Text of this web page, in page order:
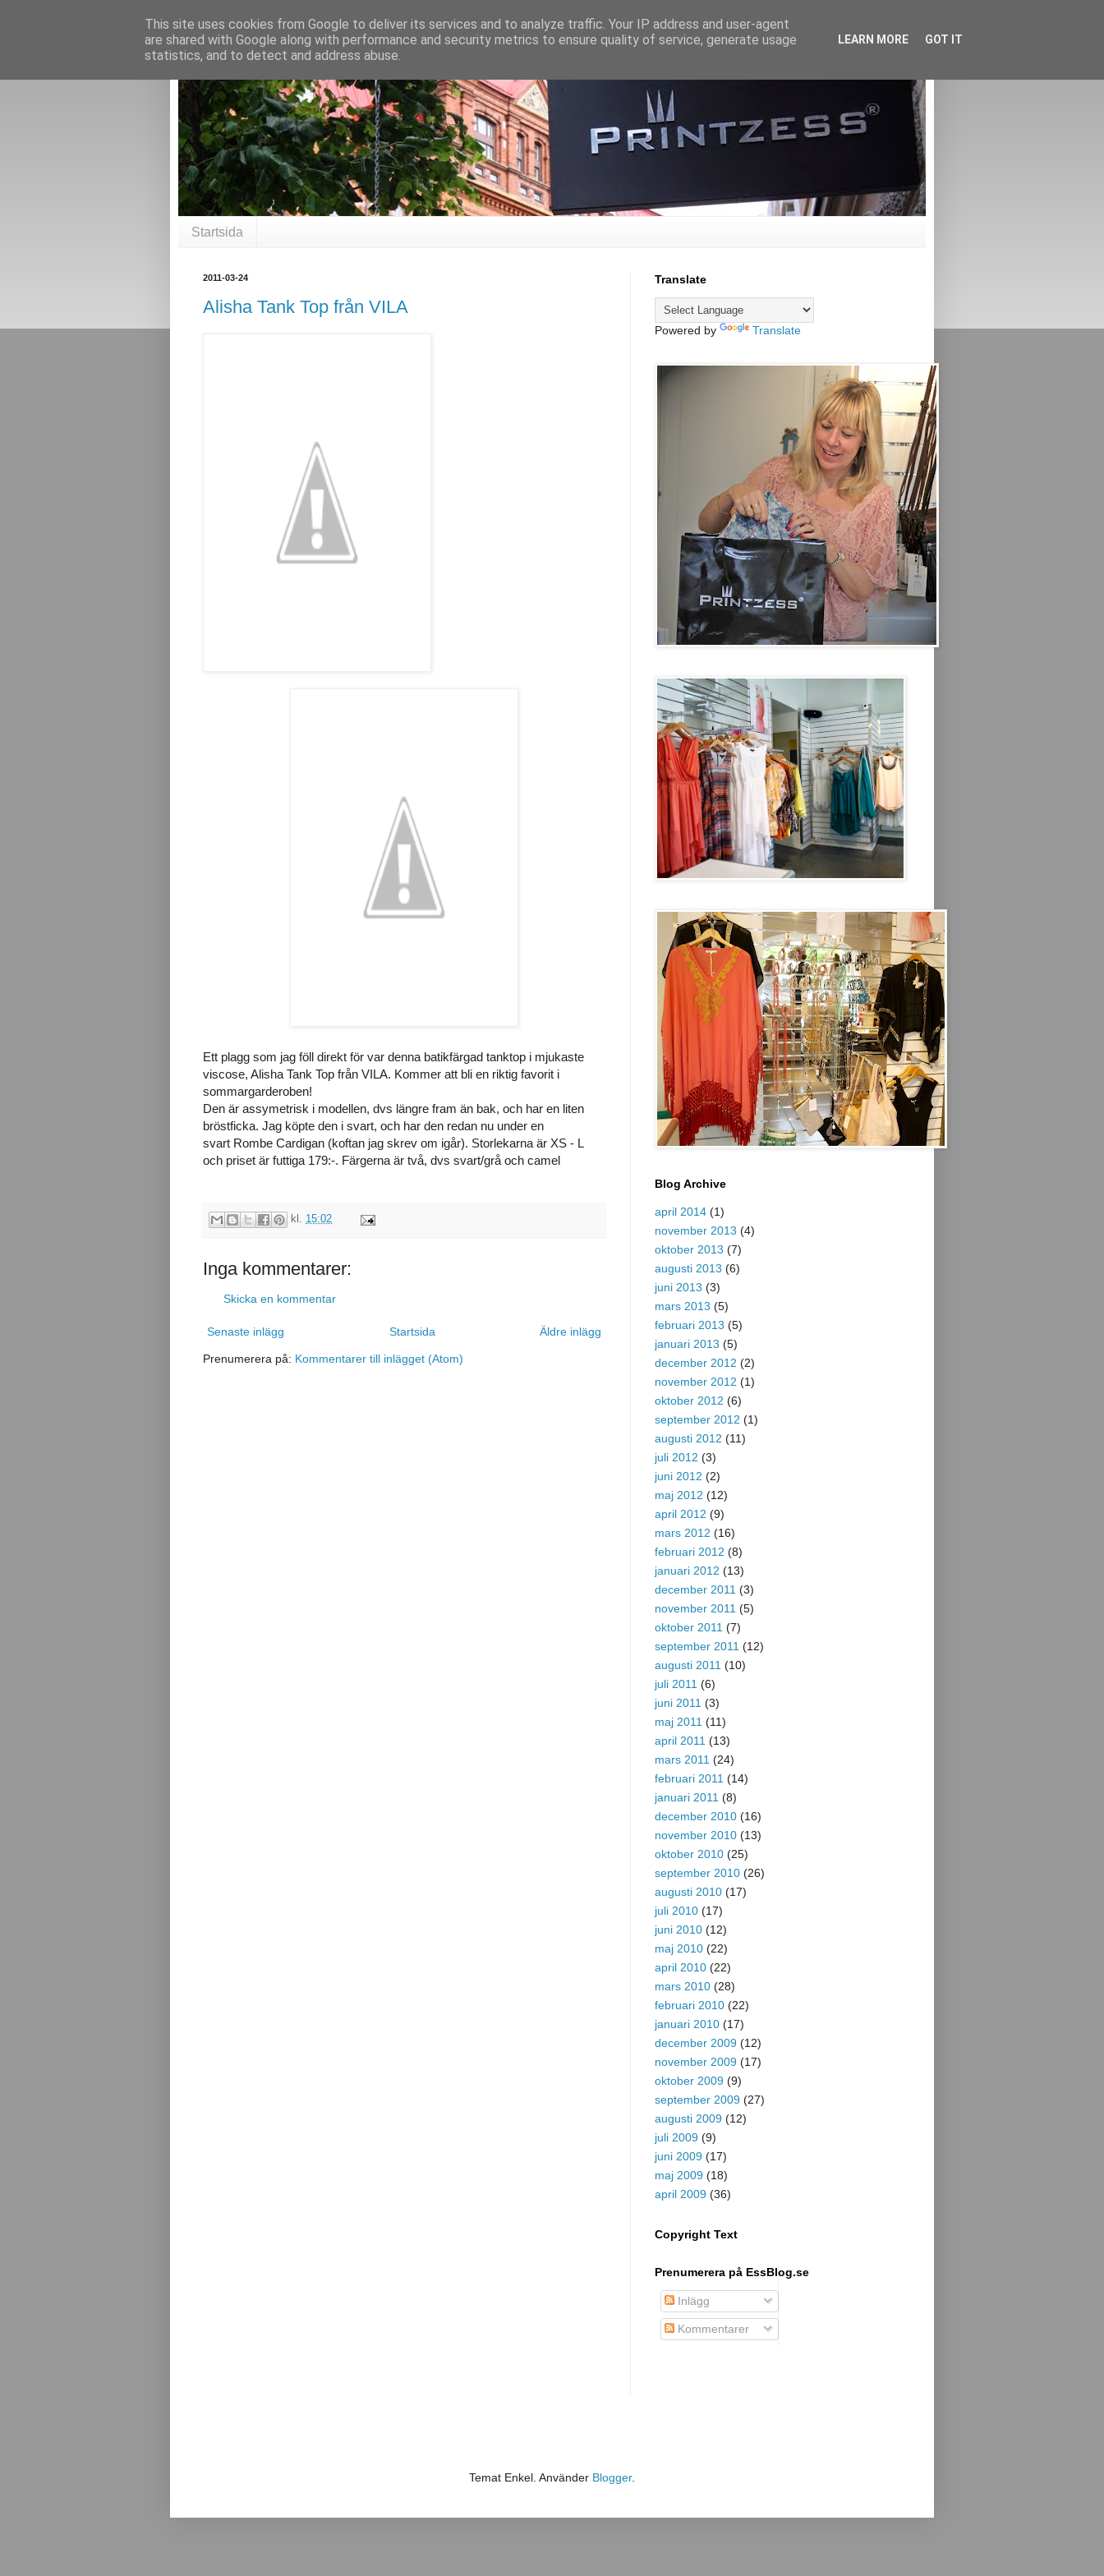
Startsida
2011-03-24
Alisha Tank Top från VILA
Ett plagg som jag föll direkt för var denna batikfärgad tanktop i mjukaste
viscose, Alisha Tank Top från VILA. Kommer att bli en riktig favorit i
sommargarderoben!
Den är assymetrisk i modellen, dvs längre fram än bak, och har en liten
bröstficka. Jag köpte den i svart, och har den redan nu under en
svart Rombe Cardigan (koftan jag skrev om igår). Storlekarna är XS - L
och priset är futtiga 179:-. Färgerna är två, dvs svart/grå och camel
kl. 15:02
Inga kommentarer:
Skicka en kommentar
Senaste inlägg Äldre inlägg
Startsida
Prenumerera på: Kommentarer till inlägget (Atom)
Translate
Powered by Translate
Blog Archive
april 2014 (1)
november 2013 (4)
oktober 2013 (7)
augusti 2013 (6)
juni 2013 (3)
mars 2013 (5)
februari 2013 (5)
januari 2013 (5)
december 2012 (2)
november 2012 (1)
oktober 2012 (6)
september 2012 (1)
augusti 2012 (11)
juli 2012 (3)
juni 2012 (2)
maj 2012 (12)
april 2012 (9)
mars 2012 (16)
februari 2012 (8)
januari 2012 (13)
december 2011 (3)
november 2011 (5)
oktober 2011 (7)
september 2011 (12)
augusti 2011 (10)
juli 2011 (6)
juni 2011 (3)
maj 2011 (11)
april 2011 (13)
mars 2011 (24)
februari 2011 (14)
januari 2011 (8)
december 2010 (16)
november 2010 (13)
oktober 2010 (25)
september 2010 (26)
augusti 2010 (17)
juli 2010 (17)
juni 2010 (12)
maj 2010 (22)
april 2010 (22)
mars 2010 (28)
februari 2010 (22)
januari 2010 (17)
december 2009 (12)
november 2009 (17)
oktober 2009 (9)
september 2009 (27)
augusti 2009 (12)
juli 2009 (9)
juni 2009 (17)
maj 2009 (18)
april 2009 (36)
Copyright Text
Prenumerera på EssBlog.se
Inlägg
Kommentarer
Temat Enkel. Använder Blogger.
This site uses cookies from Google to deliver its services and to analyze traffic. Your IP address and user-agent
are shared with Google along with performance and security metrics to ensure quality of service, generate usage
statistics, and to detect and address abuse.
LEARN MORE GOT IT